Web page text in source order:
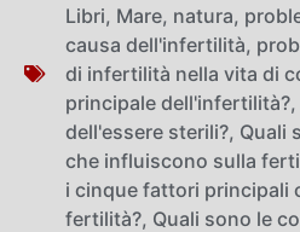
Libri, Mare, natura,
causa dell'infertilità,
di infertilità nella vita di
principale dell'infertilità?,
dell'essere sterili?, Quali
che influiscono sulla
i cinque fattori principali
fertilità?, Quali sono le